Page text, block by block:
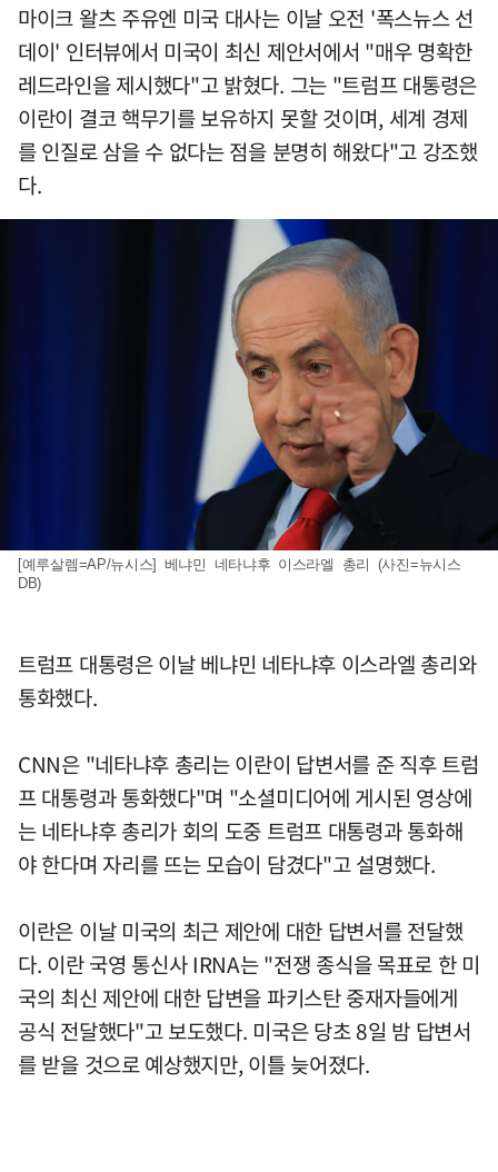
마이크 왈츠 주유엔 미국 대사는 이날 오전 '폭스뉴스 선
데이' 인터뷰에서 미국이 최신 제안서에서 "매우 명확한
레드라인을 제시했다"고 밝혔다. 그는 "트럼프 대통령은
이란이 결코 핵무기를 보유하지 못할 것이며, 세계 경제
를 인질로 삼을 수 없다는 점을 분명히 해왔다"고 강조했
다.
[예루살렘=AP/뉴시스] 베냐민 네타냐후 이스라엘 총리 (사진=뉴시스
DB)
트럼프 대통령은 이날 베냐민 네타냐후 이스라엘 총리와
통화했다.
CNN은 "네타냐후 총리는 이란이 답변서를 준 직후 트럼
프 대통령과 통화했다"며 "소셜미디어에 게시된 영상에
는 네타냐후 총리가 회의 도중 트럼프 대통령과 통화해
야 한다며 자리를 뜨는 모습이 담겼다"고 설명했다.
이란은 이날 미국의 최근 제안에 대한 답변서를 전달했
다. 이란 국영 통신사 IRNA는 "전쟁 종식을 목표로 한 미
국의 최신 제안에 대한 답변을 파키스탄 중재자들에게
공식 전달했다"고 보도했다. 미국은 당초 8일 밤 답변서
를 받을 것으로 예상했지만, 이틀 늦어졌다.